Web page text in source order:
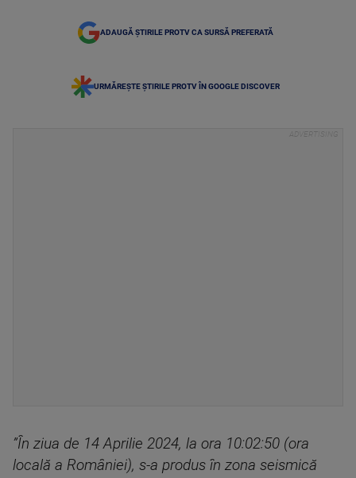
ADAUGĂ ȘTIRILE PROTV CA SURSĂ PREFERATĂ
URMĂREȘTE ȘTIRILE PROTV ÎN GOOGLE DISCOVER
”În ziua de 14 Aprilie 2024, la ora 10:02:50 (ora
locală a României), s-a produs în zona seismică